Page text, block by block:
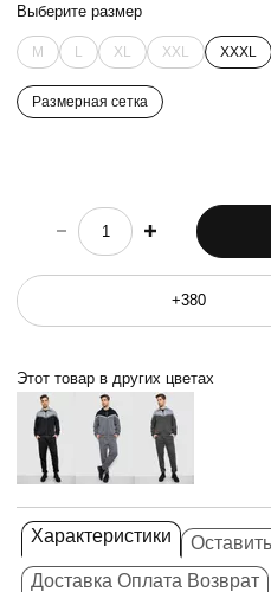
Выберите размер
M L XL XXL XXXL
Размерная сетка
choose quantity
Этот товар в других цветах
Характеристики
Доставка Оплата Возврат